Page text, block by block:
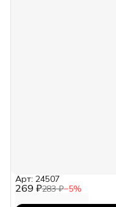
269 ₽283 ₽−5%
Арт: 24507